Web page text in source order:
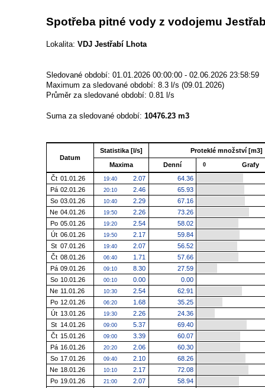
Spotřeba pitné vody z vodojemu
Lokalita: VDJ Jestřabí Lhota
Sledované období: 01.01.2026 00:00:00 - 02.06.2026 23:58:59
Maximum za sledované období: 8.3 l/s (09.01.2026)
Průměr za sledované období: 0.81 l/s
Suma za sledované období: 10476.23 m3
Datum
Statistika [l/s]
Proteklé množství [m3]
Maxima
Denní 0
Grafy
Čt 01.01.26 19:40 2.07
64.36
Pá 02.01.26 20:10 2.46
65.93
So 03.01.26 10:40 2.29
67.16
Ne 04.01.26 19:50 2.26
73.26
Po 05.01.26 19:20 2.54
58.02
Út 06.01.26 19:50 2.17
59.84
St 07.01.26 19:40 2.07
56.52
Čt 08.01.26 06:40 1.71
57.66
Pá 09.01.26 09:10 8.30
27.59
So 10.01.26 00:10 0.00
0.00
Ne 11.01.26 10:30 2.54
62.91
Po 12.01.26 06:20 1.68
35.25
Út 13.01.26 19:30 2.26
24.36
St 14.01.26 09:00 5.37
69.40
Čt 15.01.26 09:00 3.39
60.07
Pá 16.01.26 20:20 2.06
60.30
So 17.01.26 09:40 2.10
68.26
Ne 18.01.26 10:10 2.17
72.08
Po 19.01.26 21:00 2.07
58.94